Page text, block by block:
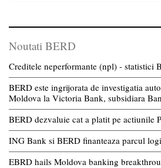
Noutati BERD
Creditele neperformante (npl) - statistici
BERD este ingrijorata de investigatia
Moldova la Victoria Bank, subsidiara
BERD dezvaluie cat a platit pe actiunile
ING Bank si BERD finanteaza parcul
EBRD hails Moldova banking